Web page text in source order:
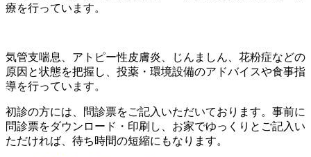
療を行っています。
気管支喘息、アトピー性皮膚炎、じんましん、花粉症などの
原因と状態を把握し、投薬・環境設備のアドバイスや食事指
導を行っています。
初診の方には、問診票をご記入いただいております。事前に
問診票をダウンロード・印刷し、お家でゆっくりとご記入い
ただければ、待ち時間の短縮にもなります。